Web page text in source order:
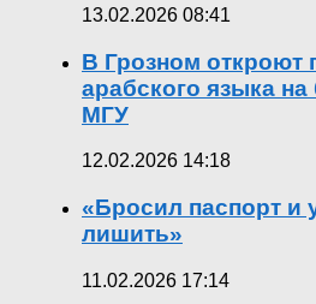
13.02.2026 08:41
В Грозном откроют
арабского языка
МГУ
12.02.2026 14:18
«Бросил паспорт и
лишить»
11.02.2026 17:14